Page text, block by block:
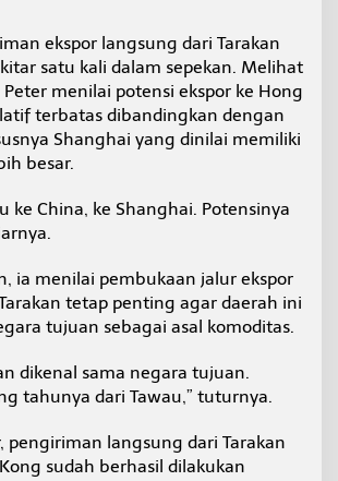
ekspor langsung dari Tarakan
satu kali dalam sepekan. Melihat
menilai potensi ekspor ke Hong
terbatas dibandingkan dengan
Shanghai yang dinilai memiliki
besar.
ke China, ke Shanghai. Potensinya
ia menilai pembukaan jalur ekspor
tetap penting agar daerah ini
tujuan sebagai asal komoditas.
dikenal sama negara tujuan.
tahunya dari Tawau,” tuturnya.
pengiriman langsung dari Tarakan
sudah berhasil dilakukan